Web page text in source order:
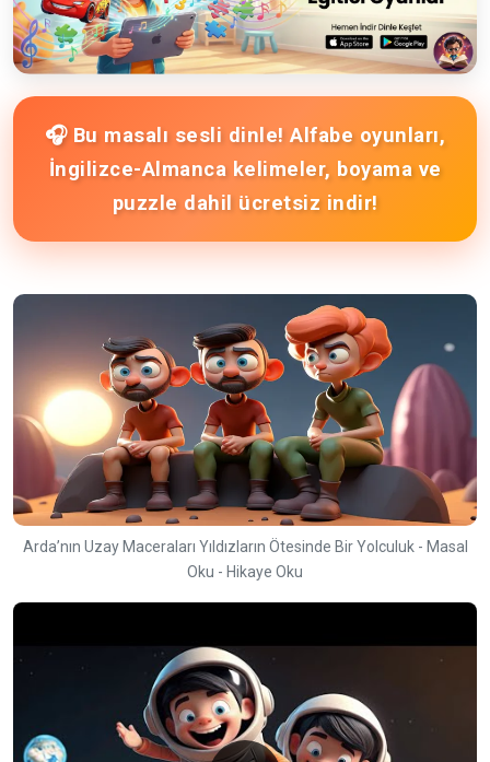
🎧 Bu masalı sesli dinle! Alfabe oyunları,
İngilizce-Almanca kelimeler, boyama ve
puzzle dahil ücretsiz indir!
Arda’nın Uzay Maceraları Yıldızların Ötesinde Bir Yolculuk - Masal
Oku - Hikaye Oku